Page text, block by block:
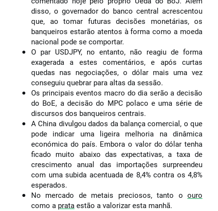
disso, o governador do banco central acrescentou
que, ao tomar futuras decisões monetárias, os
banqueiros estarão atentos à forma como a moeda
nacional pode se comportar.
O par USDJPY, no entanto, não reagiu de forma
exagerada a estes comentários, e após curtas
quedas nas negociações, o dólar mais uma vez
conseguiu quebrar para altas da sessão.
Os principais eventos macro do dia serão a decisão
do BoE, a decisão do MPC polaco e uma série de
discursos dos banqueiros centrais.
A China divulgou dados da balança comercial, o que
pode indicar uma ligeira melhoria na dinâmica
económica do país. Embora o valor do dólar tenha
ficado muito abaixo das expectativas, a taxa de
crescimento anual das importações surpreendeu
com uma subida acentuada de 8,4% contra os 4,8%
esperados.
No mercado de metais preciosos, tanto o ouro
como a prata estão a valorizar esta manhã.